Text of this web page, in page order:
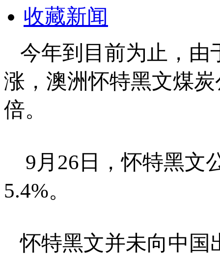
收藏新闻
今年到目前为止，由
涨，澳洲怀特黑文煤
倍。
9月26日，怀特黑文
5.4%。
怀特黑文并未向中国